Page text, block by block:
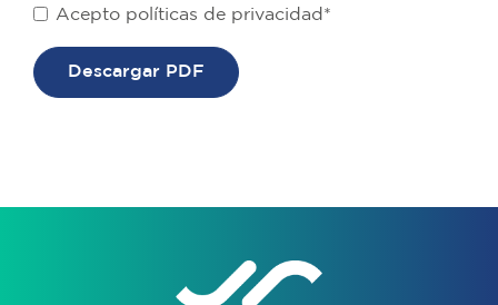
Acepto políticas de privacidad*
Descargar PDF